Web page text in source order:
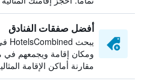
أفضل صفقات الفنادق
ومكان إقامة ويجمعهم
مقارنة أماكن الإقامة